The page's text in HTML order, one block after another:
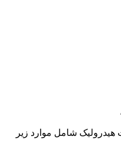
هیدرولیک شامل موارد زیر